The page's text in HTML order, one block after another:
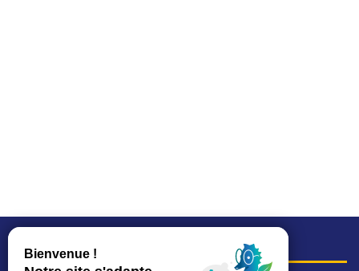
COORDONNÉES